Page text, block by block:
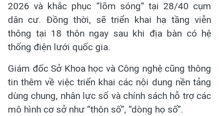
2026 và khắc phục “lõm sóng” tại 28/40 cụm
dân cư. Đồng thời, sẽ triển khai hạ tầng viễn
thông tại 18 thôn ngay sau khi địa bàn có hệ
thống điện lưới quốc gia.
Giám đốc Sở Khoa học và Công nghệ cũng thông
tin thêm về việc triển khai các nội dung nền tảng
dùng chung, nhân lực số và chính sách hỗ trợ các
mô hình cơ sở như “thôn số”, “dòng họ số”.